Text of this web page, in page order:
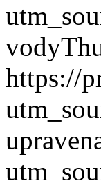
vody
https://